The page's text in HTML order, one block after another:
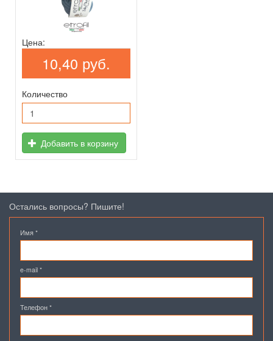
Цена:
10,40 руб.
Количество
Добавить в корзину
Остались вопросы? Пишите!
Имя *
e-mail *
Телефон *